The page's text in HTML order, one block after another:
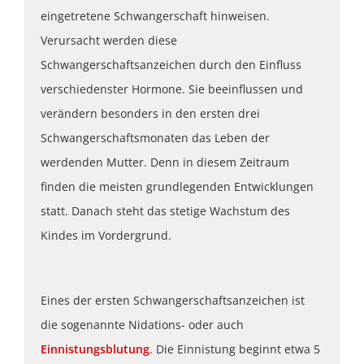
eingetretene Schwangerschaft hinweisen.
Verursacht werden diese
Schwangerschaftsanzeichen durch den Einfluss
verschiedenster Hormone. Sie beeinflussen und
verändern besonders in den ersten drei
Schwangerschaftsmonaten das Leben der
werdenden Mutter. Denn in diesem Zeitraum
finden die meisten grundlegenden Entwicklungen
statt. Danach steht das stetige Wachstum des
Kindes im Vordergrund.
Eines der ersten Schwangerschaftsanzeichen ist
die sogenannte Nidations- oder auch
Einnistungsblutung. Die Einnistung beginnt etwa 5